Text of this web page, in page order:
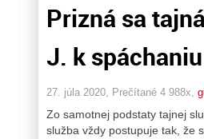
Prizná sa
J. k
27. júla 2020, Prečítané 4 988x,
Zo samotnej podstaty tajnej
služba vždy postupuje tak, že